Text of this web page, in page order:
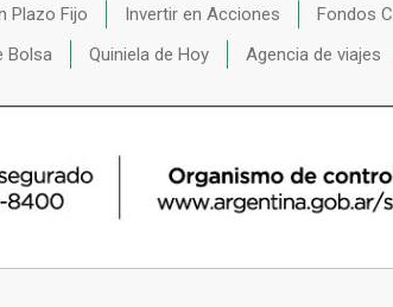
Plazo Fijo Invertir en Acciones Fondos
Bolsa
Quiniela de Hoy Agencia de viajes